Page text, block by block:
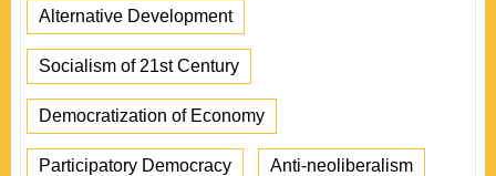
Alternative Development
Socialism of 21st Century
Democratization of Economy
Participatory Democracy Anti-neoliberalism